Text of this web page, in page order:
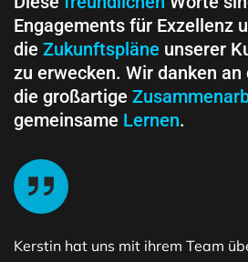
Engagements für Exzellenz
die Zukunftspläne unserer
zu erwecken. Wir danken
die großartige
gemeinsame Lernen.
Kerstin hat uns mit ihrem Team